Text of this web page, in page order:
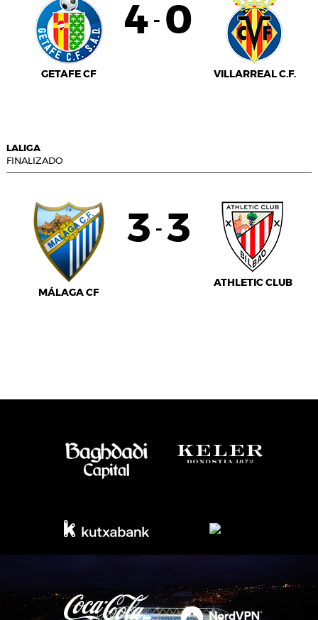
GETAFE CF
4 - 0
VILLARREAL C.F.
LALIGA
FINALIZADO
MÁLAGA CF
3 - 3
ATHLETIC CLUB